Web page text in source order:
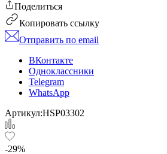
Поделиться
Копировать ссылку
Отправить по email
ВКонтакте
Одноклассники
Telegram
WhatsApp
Артикул:HSP03302
-29%